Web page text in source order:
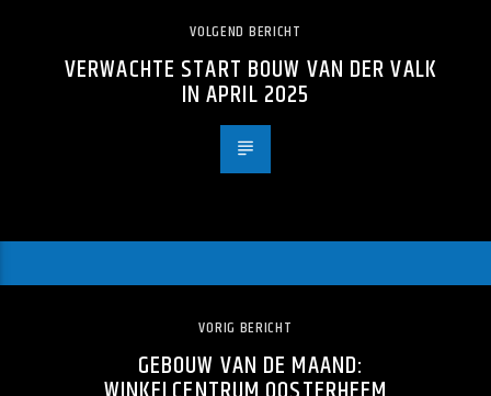
VOLGEND BERICHT
VERWACHTE START BOUW VAN DER VALK
IN APRIL 2025
VORIG BERICHT
GEBOUW VAN DE MAAND: